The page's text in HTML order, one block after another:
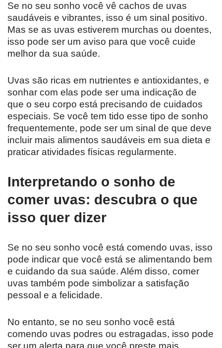
Se no seu sonho você vê cachos de uvas
saudáveis e vibrantes, isso é um sinal positivo.
Mas se as uvas estiverem murchas ou doentes,
isso pode ser um aviso para que você cuide
melhor da sua saúde.
Uvas são ricas em nutrientes e antioxidantes, e
sonhar com elas pode ser uma indicação de
que o seu corpo está precisando de cuidados
especiais. Se você tem tido esse tipo de sonho
frequentemente, pode ser um sinal de que deve
incluir mais alimentos saudáveis em sua dieta e
praticar atividades físicas regularmente.
Interpretando o sonho de
comer uvas: descubra o que
isso quer dizer
Se no seu sonho você está comendo uvas, isso
pode indicar que você está se alimentando bem
e cuidando da sua saúde. Além disso, comer
uvas também pode simbolizar a satisfação
pessoal e a felicidade.
No entanto, se no seu sonho você está
comendo uvas podres ou estragadas, isso pode
ser um alerta para que você preste mais